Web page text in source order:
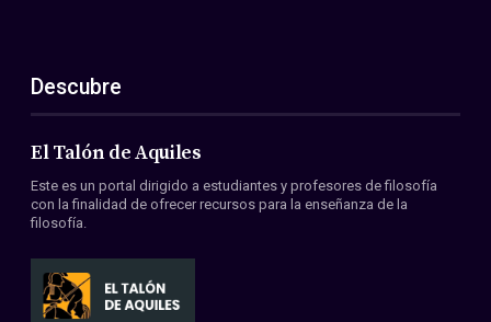
ES
EN
Acerca de nosotros
Miembros
Convenios
Descubre
El Talón de Aquiles
Este es un portal dirigido a estudiantes y profesores de filosofía
con la finalidad de ofrecer recursos para la enseñanza de la
filosofía.